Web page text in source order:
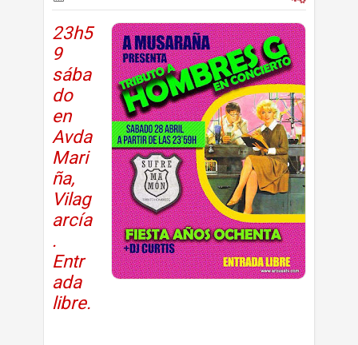
23h5
9
sába
do
en
Avda
Mari
ña,
Vilag
arcía
.
Entr
ada
libre.